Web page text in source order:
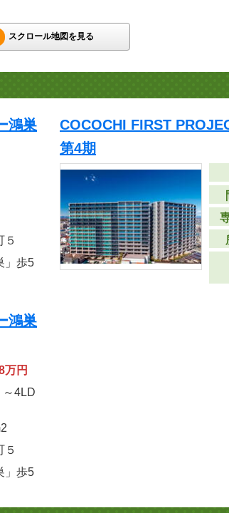
スクロール地図を見る
鴻巣
５
」歩5
COCOCHI FIRST
第4期
鴻巣
万円
～4LD
2
５
」歩5